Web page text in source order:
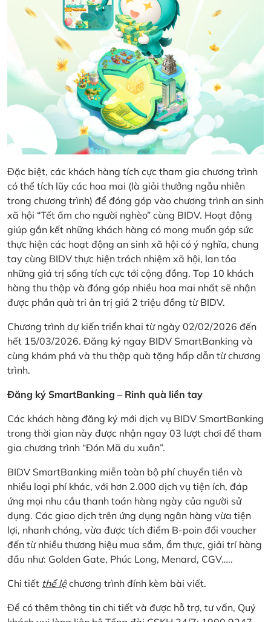
Đặc biệt, các khách hàng tích cực tham gia chương trình
có thể tích lũy các hoa mai (là giải thưởng ngẫu nhiên
trong chương trình) để đóng góp vào chương trình an sinh
xã hội “Tết ấm cho người nghèo” cùng BIDV. Hoạt động
giúp gắn kết những khách hàng có mong muốn góp sức
thực hiện các hoạt động an sinh xã hội có ý nghĩa, chung
tay cùng BIDV thực hiện trách nhiệm xã hội, lan tỏa
những giá trị sống tích cực tới cộng đồng. Top 10 khách
hàng thu thập và đóng góp nhiều hoa mai nhất sẽ nhận
được phần quà tri ân trị giá 2 triệu đồng từ BIDV.
Chương trình dự kiến triển khai từ ngày 02/02/2026 đến
hết 15/03/2026. Đăng ký ngay BIDV SmartBanking và
cùng khám phá và thu thập quà tặng hấp dẫn từ chương
trình.
Đăng ký SmartBanking – Rinh quà liền tay
Các khách hàng đăng ký mới dịch vụ BIDV SmartBanking
trong thời gian này được nhận ngay 03 lượt chơi để tham
gia chương trình “Đón Mã du xuân”.
BIDV SmartBanking miễn toàn bộ phí chuyển tiền và
nhiều loại phí khác, với hơn 2.000 dịch vụ tiện ích, đáp
ứng mọi nhu cầu thanh toán hàng ngày của người sử
dụng. Các giao dịch trên ứng dụng ngân hàng vừa tiện
lợi, nhanh chóng, vừa được tích điểm B-poin đổi voucher
đến từ nhiều thương hiệu mua sắm, ẩm thực, giải trí hàng
đầu như: Golden Gate, Phúc Long, Menard, CGV…..
Chi tiết thể lệchương trình đính kèm bài viết.
Để có thêm thông tin chi tiết và được hỗ trợ, tư vấn, Quý